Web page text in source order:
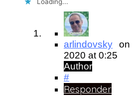
Loading...
arlindovsky on
2020 at 0:25
Author
#
Responder